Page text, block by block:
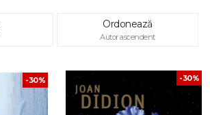
Ordonează
Autor ascendent
-30% -30%